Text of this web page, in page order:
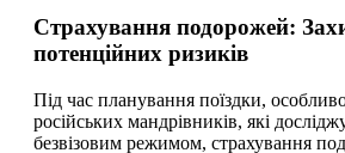
Страхування подорожей:
потенційних ризиків
Під час планування поїздки, особливо
російських мандрівників, які
безвізовим режимом, страхування